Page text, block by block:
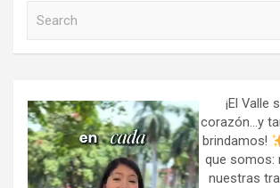
h
¡El Valle
corazón…y
brindamos!
que somos:
nuestras